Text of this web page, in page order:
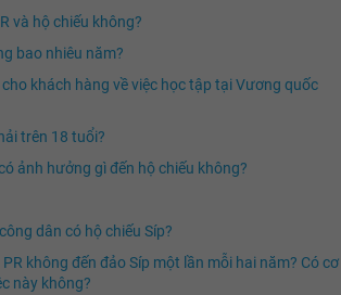
và hộ chiếu không?
bao nhiêu năm?
khách hàng về việc học tập tại Vương quốc
trên 18 tuổi?
ảnh hưởng gì đến hộ chiếu không?
dân có hộ chiếu Síp?
không đến đảo Síp một lần mỗi hai năm? Có cơ
này không?